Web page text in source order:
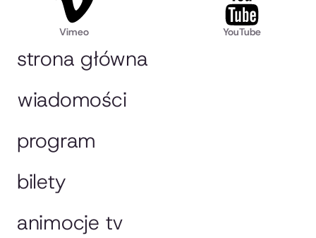
strona główna
wiadomości
program
bilety
animocje tv
Vimeo YouTube